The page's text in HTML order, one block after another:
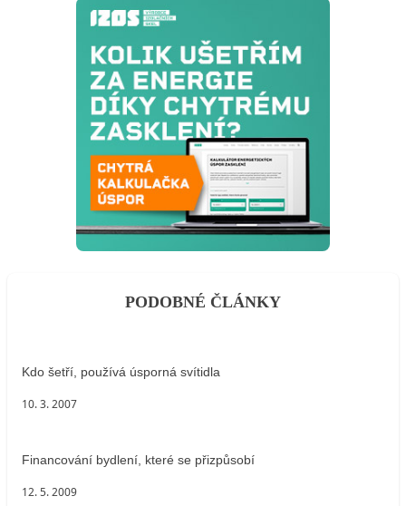
PODOBNÉ ČLÁNKY
Kdo šetří, používá úsporná svítidla
10. 3. 2007
Financování bydlení, které se přizpůsobí
12. 5. 2009